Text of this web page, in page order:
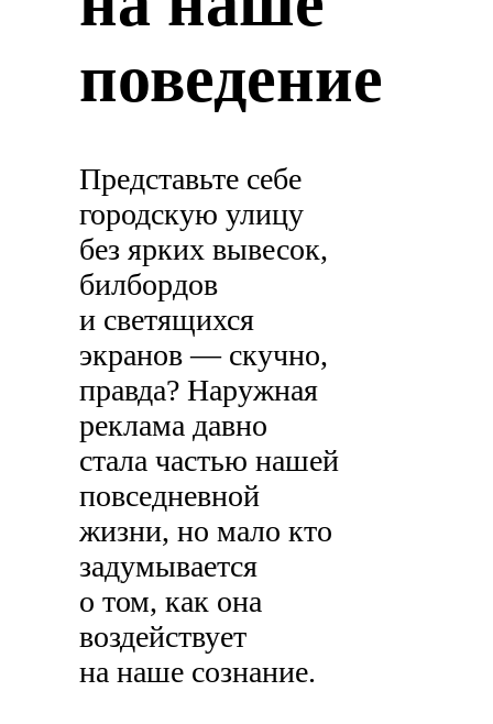
поведение
Представьте себе
городскую улицу
без ярких вывесок,
билбордов
и светящихся
экранов — скучно,
правда? Наружная
реклама давно
стала частью нашей
повседневной
жизни, но мало кто
задумывается
о том, как она
воздействует
на наше сознание.